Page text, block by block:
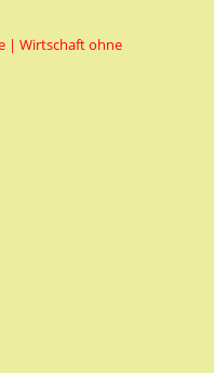
| Wirtschaft ohne